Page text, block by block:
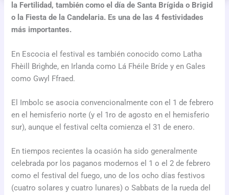
la Fertilidad, también como el día de Santa Brígida o Brigid
o la Fiesta de la Candelaria. Es una de las 4 festividades
más importantes.
En Escocia el festival es también conocido como Latha
Fhèill Brìghde, en Irlanda como Lá Fhéile Bríde y en Gales
como Gwyl Ffraed.
El Imbolc se asocia convencionalmente con el 1 de febrero
en el hemisferio norte (y el 1ro de agosto en el hemisferio
sur), aunque el festival celta comienza el 31 de enero.
En tiempos recientes la ocasión ha sido generalmente
celebrada por los paganos modernos el 1 o el 2 de febrero
como el festival del fuego, uno de los ocho días festivos
(cuatro solares y cuatro lunares) o Sabbats de la rueda del